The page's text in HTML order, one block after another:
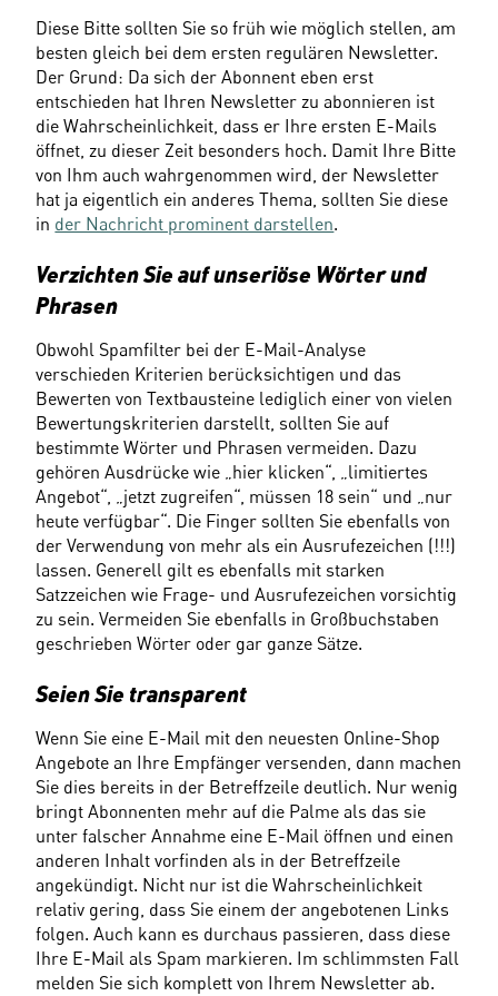
Diese Bitte sollten Sie so früh wie möglich stellen, am
besten gleich bei dem ersten regulären Newsletter.
Der Grund: Da sich der Abonnent eben erst
entschieden hat Ihren Newsletter zu abonnieren ist
die Wahrscheinlichkeit, dass er Ihre ersten E-Mails
öffnet, zu dieser Zeit besonders hoch. Damit Ihre Bitte
von Ihm auch wahrgenommen wird, der Newsletter
hat ja eigentlich ein anderes Thema, sollten Sie diese
in der Nachricht prominent darstellen.
Verzichten Sie auf unseriöse Wörter und
Phrasen
Obwohl Spamfilter bei der E-Mail-Analyse
verschieden Kriterien berücksichtigen und das
Bewerten von Textbausteine lediglich einer von vielen
Bewertungskriterien darstellt, sollten Sie auf
bestimmte Wörter und Phrasen vermeiden. Dazu
gehören Ausdrücke wie „hier klicken“, „limitiertes
Angebot“, „jetzt zugreifen“, müssen 18 sein“ und „nur
heute verfügbar“. Die Finger sollten Sie ebenfalls von
der Verwendung von mehr als ein Ausrufezeichen (!!!)
lassen. Generell gilt es ebenfalls mit starken
Satzzeichen wie Frage- und Ausrufezeichen vorsichtig
zu sein. Vermeiden Sie ebenfalls in Großbuchstaben
geschrieben Wörter oder gar ganze Sätze.
Seien Sie transparent
Wenn Sie eine E-Mail mit den neuesten Online-Shop
Angebote an Ihre Empfänger versenden, dann machen
Sie dies bereits in der Betreffzeile deutlich. Nur wenig
bringt Abonnenten mehr auf die Palme als das sie
unter falscher Annahme eine E-Mail öffnen und einen
anderen Inhalt vorfinden als in der Betreffzeile
angekündigt. Nicht nur ist die Wahrscheinlichkeit
relativ gering, dass Sie einem der angebotenen Links
folgen. Auch kann es durchaus passieren, dass diese
Ihre E-Mail als Spam markieren. Im schlimmsten Fall
melden Sie sich komplett von Ihrem Newsletter ab.